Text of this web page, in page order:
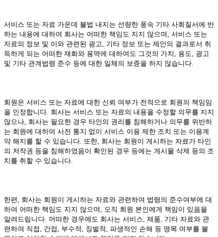
서비스 또는 자료 가운데 불법 내지는 선량한 풍속 기타 사회질서에 반
하는 내용에 대하여 회사는 어떠한 책임도 지지 않으며, 서비스 또는
자료의 정보 및 이와 관련된 광고, 기타 정보 또는 제안의 결과로서 취
득하게 되는 어떠한 재화와 용역에 대하여도 그것의 가치, 용도, 광고
및 기타 관계법령 준수 등에 대한 일체의 보증을 하지 않습니다.
회원은 서비스 또는 자료에 대한 신뢰 여부가 전적으로 회원의 책임임
을 인정합니다. 회사는 서비스 또는 자료의 내용을 수정할 의무를 지지
않으나, 회사는 필요한 경우 타인의 권리를 침해하거나 의무를 위반하
는 회원에 대하여 사전 통지 없이 서비스 이용 제한 조치 또는 이용계
약 해지를 할 수 있습니다. 또한, 회사는 회원이 게시하는 자료가 타인
의 저작권 등을 침해하였음이 확인된 경우 등에는 게시물 삭제 등의 조
치를 취할 수 있습니다.
한편, 회사는 회원이 게시하는 자료와 관련하여 법령의 준수여부에 대
하여 어떠한 책임도 지지 않으며, 오직 회원 본인에게 책임이 있음을
알려드립니다. 어떠한 경우에도 회사는 서비스, 제품, 기타 자료와 관
련하여 직접, 간접, 부수적, 징벌적, 파생적인 손해 등 명목 여부를 불